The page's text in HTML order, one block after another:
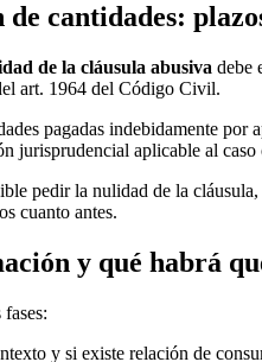
cantidades:
de la cláusula abusiva debe
art. 1964 del Código Civil.
pagadas indebidamente por
jurisprudencial aplicable al caso
pedir la nulidad de la
cuanto antes.
y qué habrá
y si existe relación de